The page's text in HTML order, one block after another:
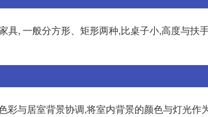
具, 一般分方形、矩形两种,比桌子小,高度与扶
彩与居室背景协调,将室内背景的颜色与灯光作